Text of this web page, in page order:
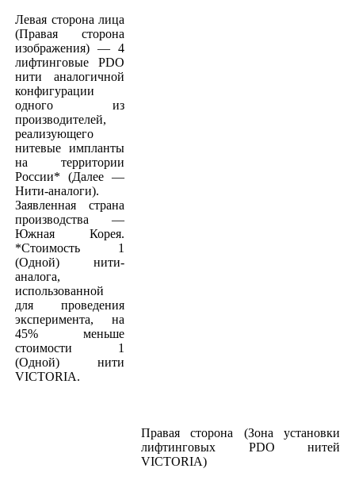
Левая сторона лица
(Правая сторона
изображения) — 4
лифтинговые PDO
нити аналогичной
конфигурации
одного из
производителей,
реализующего
нитевые импланты
на территории
России* (Далее —
Нити-аналоги).
Заявленная страна
производства —
Южная Корея.
*Стоимость 1
(Одной) нити-
аналога,
использованной
для проведения
эксперимента, на
45% меньше
стоимости 1
(Одной) нити
VICTORIA.
Правая сторона (Зона установки
лифтинговых PDO нитей
VICTORIA)